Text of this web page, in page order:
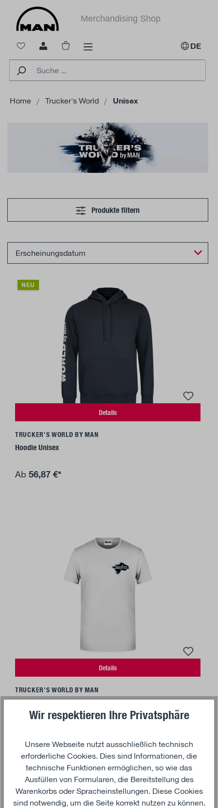
springen
Merchandising Shop
DE
Warenkorb enthält 0 Positionen. Der
Home Trucker's World Unisex
Produkte filtern
NEU
Details
TRUCKER'S WORLD BY MAN
Hoodie Unisex
Ab 56,87 €*
Details
TRUCKER'S WORLD BY MAN
T-Shirt Löwe
Wir respektieren Ihre Privatsphäre
Unsere Webseite nutzt ausschließlich technisch
erforderliche Cookies. Dies sind Informationen, die
technische Funktionen ermöglichen, so wie das
Ausfüllen von Formularen, die Bereitstellung des
Warenkorbs oder Spracheinstellungen. Diese Cookies
sind notwendig, um die Seite korrekt nutzen zu können.